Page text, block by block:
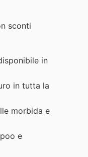
sconti
in
in tutta la
morbida e
e